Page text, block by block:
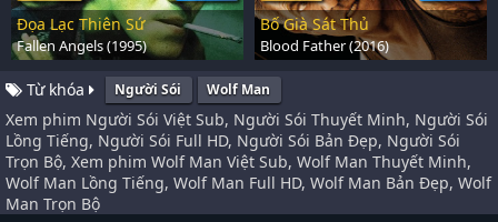
Đọa Lạc Thiên Sứ
Fallen Angels (1995)
Bố Già Sát Thủ
Blood Father (2016)
Từ khóa Người Sói Wolf Man
Xem phim Người Sói Việt Sub, Người Sói Thuyết Minh, Người Sói
Lồng Tiếng, Người Sói Full HD, Người Sói Bản Đẹp, Người Sói
Trọn Bộ, Xem phim Wolf Man Việt Sub, Wolf Man Thuyết Minh,
Wolf Man Lồng Tiếng, Wolf Man Full HD, Wolf Man Bản Đẹp, Wolf
Man Trọn Bộ